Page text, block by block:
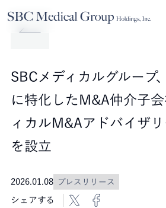
Company
Service
Sustainability
SBCメディカルグループ
に特化したM&A仲介子
ィカルM&Aアドバイザリ
を設立
2026.01.08 プレスリリース
シェアする